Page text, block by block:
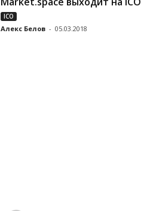
ICO
Алекс Белов - 05.03.2018